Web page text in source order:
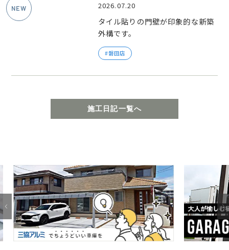
2026.07.20
タイル貼りの門壁が印象的な新築
外構です。
磐田店
施工日記一覧へ